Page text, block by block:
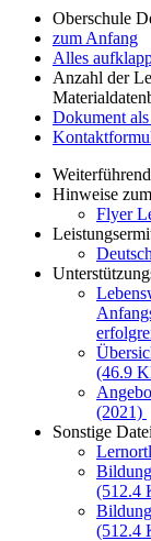
Oberschule
zum Anfang
Alles
Anzahl der
Dokument
Hinweise
Flyer
(46.9
(2021)
Sonstige
(512.4
(512.4